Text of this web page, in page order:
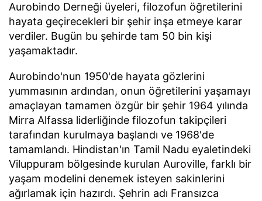
Aurobindo Derneği üyeleri, filozofun öğretilerini
hayata geçirecekleri bir şehir inşa etmeye karar
verdiler. Bugün bu şehirde tam 50 bin kişi
yaşamaktadır.
Aurobindo'nun 1950'de hayata gözlerini
yummasının ardından, onun öğretilerini yaşamayı
amaçlayan tamamen özgür bir şehir 1964 yılında
Mirra Alfassa liderliğinde filozofun takipçileri
tarafından kurulmaya başlandı ve 1968'de
tamamlandı. Hindistan'ın Tamil Nadu eyaletindeki
Viluppuram bölgesinde kurulan Auroville, farklı bir
yaşam modelini denemek isteyen sakinlerini
ağırlamak için hazırdı. Şehrin adı Fransızca